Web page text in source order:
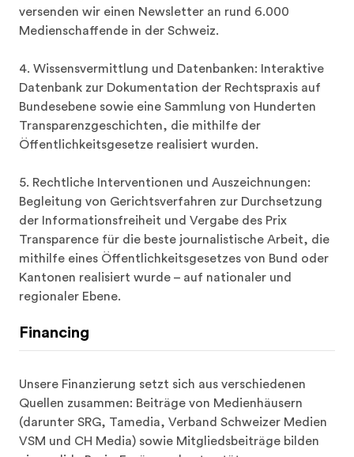
versenden wir einen Newsletter an rund 6.000
Medienschaffende in der Schweiz.
4. Wissensvermittlung und Datenbanken: Interaktive
Datenbank zur Dokumentation der Rechtspraxis auf
Bundesebene sowie eine Sammlung von Hunderten
Transparenzgeschichten, die mithilfe der
Öffentlichkeitsgesetze realisiert wurden.
5. Rechtliche Interventionen und Auszeichnungen:
Begleitung von Gerichtsverfahren zur Durchsetzung
der Informationsfreiheit und Vergabe des Prix
Transparence für die beste journalistische Arbeit, die
mithilfe eines Öffentlichkeitsgesetzes von Bund oder
Kantonen realisiert wurde – auf nationaler und
regionaler Ebene.
Financing
Unsere Finanzierung setzt sich aus verschiedenen
Quellen zusammen: Beiträge von Medienhäusern
(darunter SRG, Tamedia, Verband Schweizer Medien
VSM und CH Media) sowie Mitgliedsbeiträge bilden